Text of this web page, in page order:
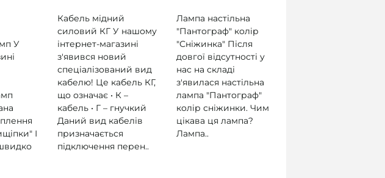
У
І
Кабель мідний
силовий КГ У нашому
інтернет-магазині
з'явився новий
спеціалізований вид
кабелю! Це кабель КГ,
що означає • К –
кабель • Г – гнучкий
Даний вид кабелів
призначається
підключення перен..
Лампа настільна
"Пантограф" колір
"Сніжинка" Після
довгої відсутності у
нас на складі
з'явилася настільна
лампа "Пантограф"
колір сніжинки. Чим
цікава ця лампа?
Лампа..